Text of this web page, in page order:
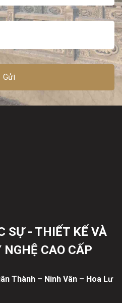
SỰ - THIẾT KẾ VÀ
CAO CẤP
Thành – Ninh Vân – Hoa Lư